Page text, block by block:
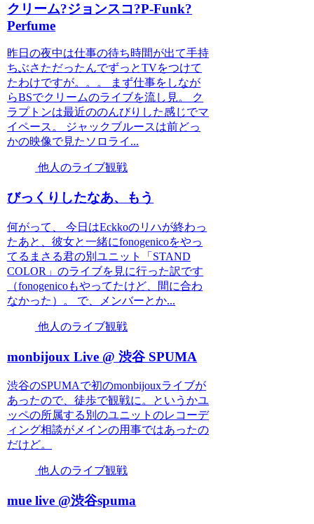
クリーム?ジョンスコ?P-Funk?
Perfume
昨日の夜中は仕事の待ち時間が出て手持
ちぶさただったんでずっとTVをつけて
たわけですが。。。 まず仕事をしなが
らBSでクリームのライブを流し見。 ク
ラプトンは最近ののんびりした感じでマ
イペース。 ジャックブルースは前どっ
かの映像で見たソロライ...
他人のライブ観戦
びっくりしたなあ、もう
何がって、 今日はEckkoのリハが終わっ
たあと、彼女と一緒にfonogenicoをやっ
てるまさる君の別ユニット「STAND
COLOR」のライブを見に行った訳です
（fonogenicoもやってたけど、間に合わ
なかった）。 で、メンバーとか...
他人のライブ観戦
monbijoux Live @ 渋谷 SPUMA
渋谷のSPUMAで初のmonbijouxライブが
あったので、徒歩で観戦に。というかユ
ッペの所属する別のユニットのレコーデ
ィング相談がメインの用事ではあったの
だけど。
他人のライブ観戦
mue live @渋谷spuma